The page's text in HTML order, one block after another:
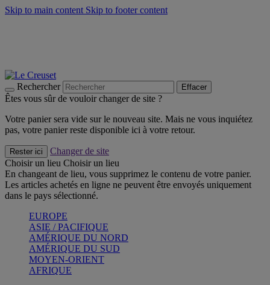
Skip to main content Skip to footer content
Rechercher Effacer
Êtes vous sûr de vouloir changer de site ?
Votre panier sera vide sur le nouveau site. Mais ne vous inquiétez
pas, votre panier reste disponible ici à votre retour.
Rester ici
Changer de site
Choisir un lieu Choisir un lieu
En changeant de lieu, vous supprimez le contenu de votre panier.
Les articles achetés en ligne ne peuvent être envoyés uniquement
dans le pays sélectionné.
EUROPE
ASIE / PACIFIQUE
AMÉRIQUE DU NORD
AMÉRIQUE DU SUD
MOYEN-ORIENT
AFRIQUE